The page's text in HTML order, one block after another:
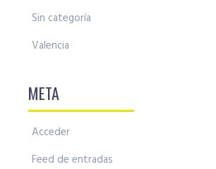
Sin categoría
Valencia
META
Acceder
Feed de entradas